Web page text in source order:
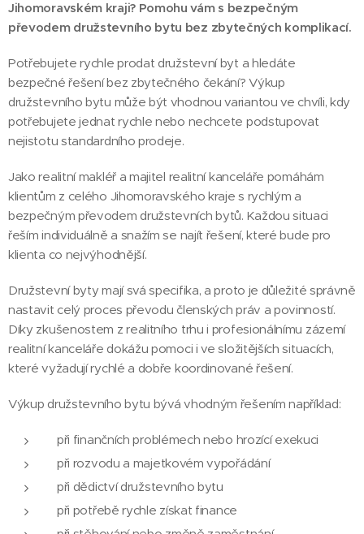
Jihomoravském kraji? Pomohu vám s bezpečným
převodem družstevního bytu bez zbytečných komplikací.
Potřebujete rychle prodat družstevní byt a hledáte
bezpečné řešení bez zbytečného čekání? Výkup
družstevního bytu může být vhodnou variantou ve chvíli, kdy
potřebujete jednat rychle nebo nechcete podstupovat
nejistotu standardního prodeje.
Jako realitní makléř a majitel realitní kanceláře pomáhám
klientům z celého Jihomoravského kraje s rychlým a
bezpečným převodem družstevních bytů. Každou situaci
řeším individuálně a snažím se najít řešení, které bude pro
klienta co nejvýhodnější.
Družstevní byty mají svá specifika, a proto je důležité správně
nastavit celý proces převodu členských práv a povinností.
Díky zkušenostem z realitního trhu i profesionálnímu zázemí
realitní kanceláře dokážu pomoci i ve složitějších situacích,
které vyžadují rychlé a dobře koordinované řešení.
Výkup družstevního bytu bývá vhodným řešením například:
při finančních problémech nebo hrozící exekuci
při rozvodu a majetkovém vypořádání
při dědictví družstevního bytu
při potřebě rychle získat finance